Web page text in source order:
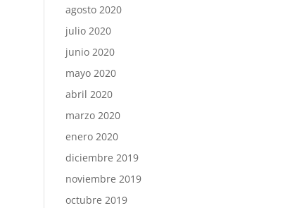
agosto 2020
julio 2020
junio 2020
mayo 2020
abril 2020
marzo 2020
enero 2020
diciembre 2019
noviembre 2019
octubre 2019